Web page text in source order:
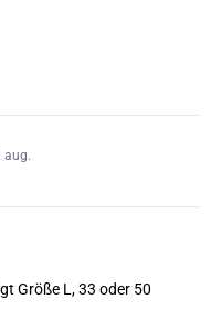
aug.
Größe L, 33 oder 50